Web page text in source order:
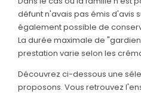
défunt n'avais pas émis d'avis
également possible de
La durée maximale de
prestation varie selon les
Découvrez ci-dessous une
proposons. Vous retrouvez